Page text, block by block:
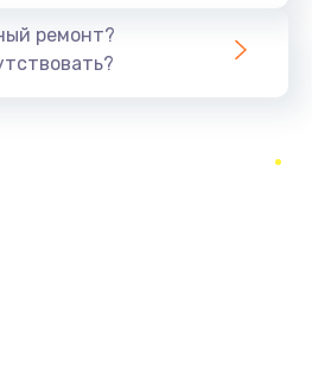
Заказать
ремонт?